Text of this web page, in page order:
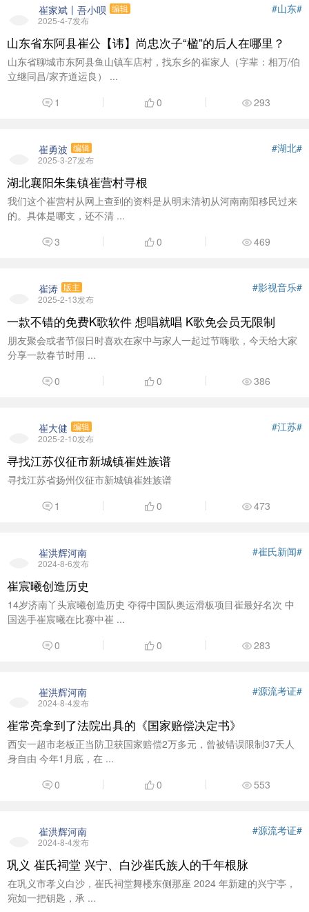
崔家斌丨吾小呗 编辑
2025-4-7发布
#山东#
山东省东阿县崔公【讳】尚忠次子“楹”的后人在哪里？
山东省聊城市东阿县鱼山镇车店村，找东乡的崔家人（字辈：相万/伯
立继同昌/家齐道运良） ...
1
0 293
崔勇波 编辑
2025-3-27发布
#湖北#
湖北襄阳朱集镇崔营村寻根
我们这个崔营村从网上查到的资料是从明末清初从河南南阳移民过来
的。具体是哪支，还不清 ...
3
0 469
崔涛 版主
2025-2-13发布
#影视音乐#
一款不错的免费K歌软件 想唱就唱 K歌免会员无限制
朋友聚会或者节假日时喜欢在家中与家人一起过节嗨歌，今天给大家
分享一款春节时用 ...
0
0 386
崔大健 编辑
2025-2-10发布
#江苏#
寻找江苏仪征市新城镇崔姓族谱
寻找江苏省扬州仪征市新城镇崔姓族谱
1
0 473
崔洪辉河南
2024-8-6发布
#崔氏新闻#
崔宸曦创造历史
14岁济南丫头宸曦创造历史 夺得中国队奥运滑板项目崔最好名次 中
国选手崔宸曦在比赛中崔 ...
0
0 283
崔洪辉河南
2024-8-4发布
#源流考证#
崔常亮拿到了法院出具的《国家赔偿决定书》
西安一超市老板正当防卫获国家赔偿2万多元，曾被错误限制37天人
身自由 今年1月底，在 ...
0
0 553
崔洪辉河南
2024-8-4发布
#源流考证#
巩义 崔氏祠堂 兴宁、白沙崔氏族人的千年根脉
在巩义市孝义白沙，崔氏祠堂舞楼东侧那座 2024 年新建的兴宁亭，
宛如一把钥匙，承 ...